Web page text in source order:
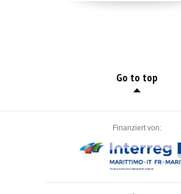
Go to top
Finanziert von: